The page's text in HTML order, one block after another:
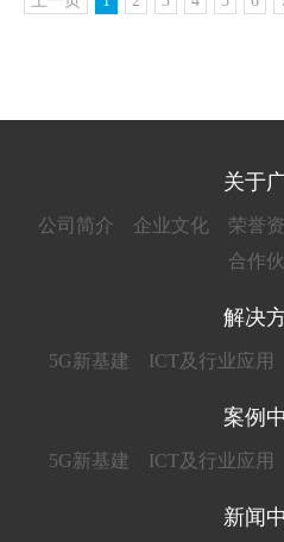
关于
公司简介 企业文化 荣誉
合作
解决
5G新基建 ICT及行业应用
案例
5G新基建 ICT及行业应用
新闻